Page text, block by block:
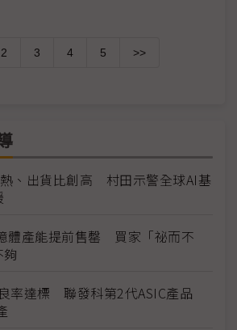
2 3 4 5 >>
、出貨比創高 村田示警全球AI基
體產能提前售罄 買家「祕而不
率達標 聯發科第2代ASIC產品